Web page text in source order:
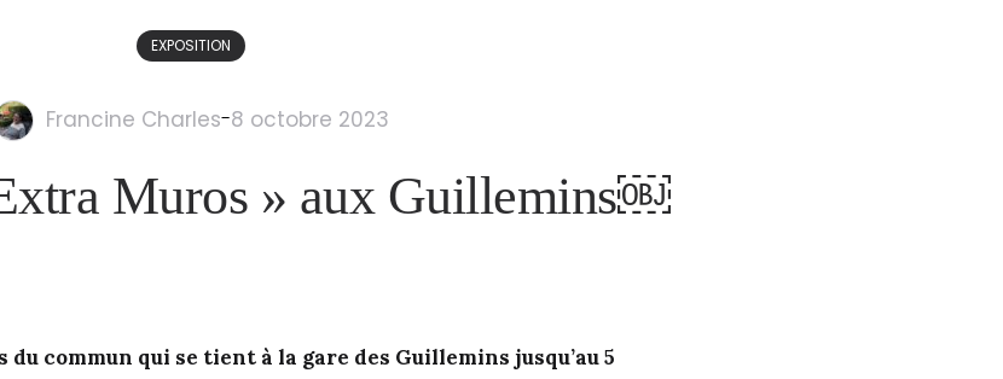
EXPOSITION
Francine Charles-8 octobre 2023
Muros » aux Guillemins￼
du commun qui se tient à la gare des Guillemins jusqu’au 5